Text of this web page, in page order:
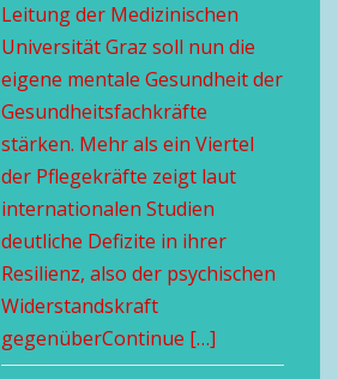
Leitung der Medizinischen
Universität Graz soll nun die
eigene mentale Gesundheit der
Gesundheitsfachkräfte
stärken. Mehr als ein Viertel
der Pflegekräfte zeigt laut
internationalen Studien
deutliche Defizite in ihrer
Resilienz, also der psychischen
Widerstandskraft
gegenüberContinue […]